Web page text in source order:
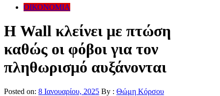
ΟΙΚΟΝΟΜΙΑ
Η Wall κλείνει με πτώση
καθώς οι φόβοι για τον
πληθωρισμό αυξάνονται
Posted on: 8 Ιανουαρίου, 2025 By : Θώμη Κόρσου